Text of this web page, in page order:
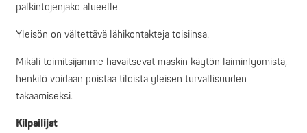
palkintojenjako alueelle.
Yleisön on vältettävä lähikontakteja toisiinsa.
Mikäli toimitsijamme havaitsevat maskin käytön laiminlyömistä,
henkilö voidaan poistaa tiloista yleisen turvallisuuden
takaamiseksi.
Kilpailijat